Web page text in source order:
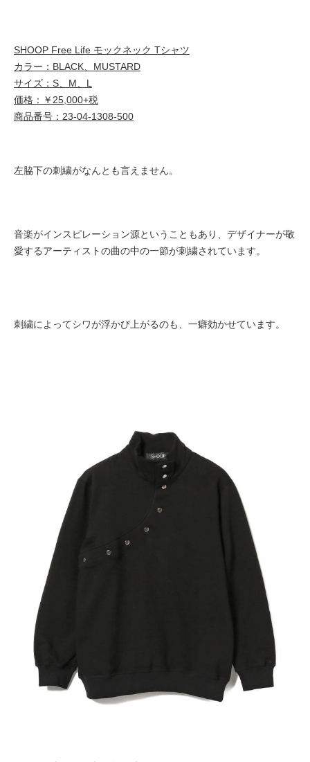
SHOOP Free Life モックネック Tシャツ
カラー：BLACK、MUSTARD
サイズ：S、M、L
価格：￥25,000+税
商品番号：23-04-1308-500
左脇下の刺繍がなんとも言えません。
音楽がインスピレーション源ということもあり、デザイナーが敬
愛するアーティストの曲の中の一節が刺繍されています。
刺繍によってシワが浮かび上がるのも、一癖効かせています。